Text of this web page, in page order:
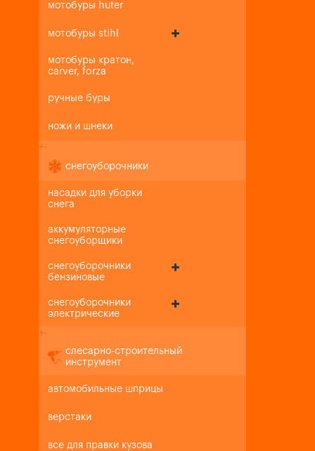
мотобуры huter
мотобуры stihl
мотобуры кратон,
carver, forza
ручные буры
ножи и шнеки
+-
снегоуборочники
насадки для уборки
снега
аккумуляторные
снегоуборщики
снегоуборочники
бензиновые
снегоуборочники
электрические
+-
слесарно-строительный
инструмент
автомобильные шприцы
верстаки
все для правки кузова